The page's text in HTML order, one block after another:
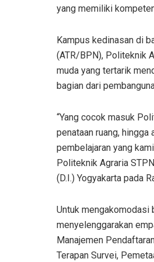
yang memiliki
Kampus kedinasan di
(ATR/BPN), Politeknik
muda yang tertarik
bagian dari
“Yang cocok masuk
penataan ruang,
pembelajaran yang
Politeknik Agraria
(D.I.) Yogyakarta pada
Untuk mengakomodasi
menyelenggarakan
Manajemen
Terapan Survei,